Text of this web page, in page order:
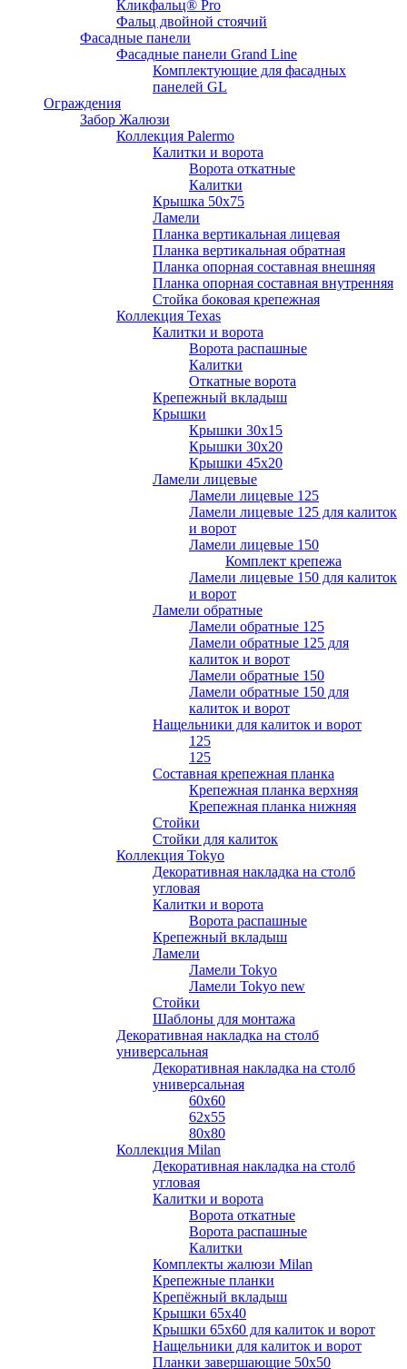
Кликфальц® Pro
Фальц двoйной стоячий
Фасадные панели
Фасадные панели Grand Line
Комплектующие для фасадных
панелей GL
Ограждения
Забор Жалюзи
Коллекция Palermo
Калитки и ворота
Ворота откатные
Калитки
Крышка 50х75
Ламели
Планка вертикальная лицевая
Планка вертикальная обратная
Планка опорная составная внешняя
Планка опорная составная внутренняя
Стойка боковая крепежная
Коллекция Texas
Калитки и ворота
Ворота распашные
Калитки
Откатные ворота
Крепежный вкладыш
Крышки
Крышки 30х15
Крышки 30х20
Крышки 45х20
Ламели лицевые
Ламели лицевые 125
Ламели лицевые 125 для калиток
и ворот
Ламели лицевые 150
Комплект крепежа
Ламели лицевые 150 для калиток
и ворот
Ламели обратные
Ламели обратные 125
Ламели обратные 125 для
калиток и ворот
Ламели обратные 150
Ламели обратные 150 для
калиток и ворот
Нащельники для калиток и ворот
125
125
Составная крепежная планка
Крепежная планка верхняя
Крепежная планка нижняя
Стойки
Стойки для калиток
Коллекция Tokyo
Декоративная накладка на столб
угловая
Калитки и ворота
Ворота распашные
Крепежный вкладыш
Ламели
Ламели Tokyo
Ламели Tokyo new
Стойки
Шаблоны для монтажа
Декоративная накладка на столб
универсальная
Декоративная накладка на столб
универсальная
60х60
62х55
80х80
Коллекция Milan
Декоративная накладка на столб
угловая
Калитки и ворота
Ворота откатные
Ворота распашные
Калитки
Комплекты жалюзи Milan
Крепежные планки
Крепёжный вкладыш
Крышки 65х40
Крышки 65х60 для калиток и ворот
Нащельники для калиток и ворот
Планки завершающие 50х50